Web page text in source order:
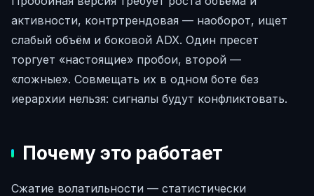
активности, контртрендовая — наоборот, ищет
слабый объём и боковой ADX. Один пресет
торгует «настоящие» пробои, второй —
«ложные». Совмещать их в одном боте без
иерархии нельзя: сигналы будут конфликтовать.
Почему это работает
Сжатие волатильности — статистически